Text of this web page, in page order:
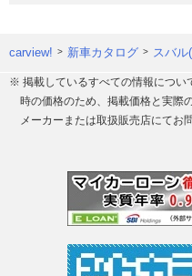
carview! 新車カタログ スバル
※ 掲載しているすべての情報につい
時の価格のため、掲載価格と実際
メーカーまたは取扱販売店にてお